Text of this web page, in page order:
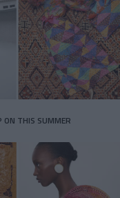
ON THIS SUMMER